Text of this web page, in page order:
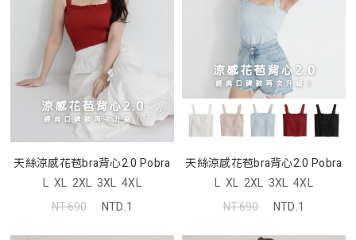
天絲涼感花苞bra背心2.0 Pobra
L XL 2XL 3XL 4XL
NT.690
NTD.1
天絲涼感花苞bra背心2.0 Pobra
L XL 2XL 3XL 4XL
NT.690
NTD.1